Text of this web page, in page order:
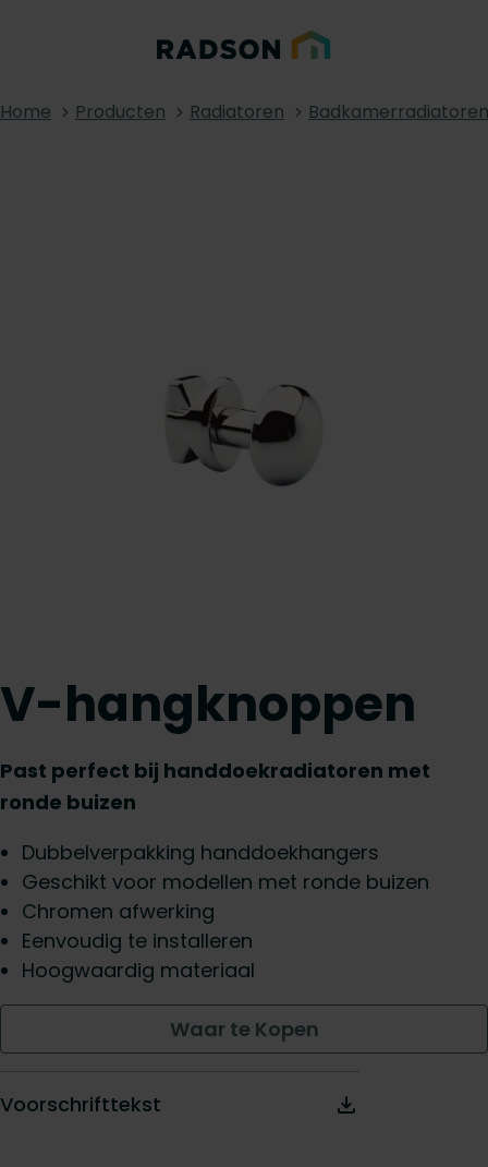
Home Producten Radiatoren Badkamerradiatoren
V-hangknoppen
Past perfect bij handdoekradiatoren met
ronde buizen
Dubbelverpakking handdoekhangers
Geschikt voor modellen met ronde buizen
Chromen afwerking
Eenvoudig te installeren
Hoogwaardig materiaal
Waar te Kopen
Voorschrifttekst